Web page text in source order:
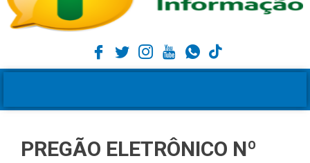
PREGÃO ELETRÔNICO Nº